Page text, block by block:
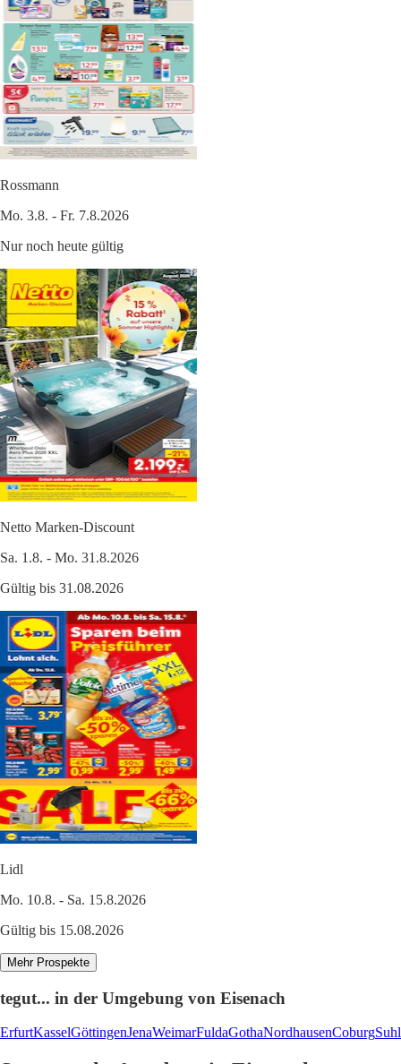
Rossmann
Mo. 3.8. - Fr. 7.8.2026
Nur noch heute gültig
Netto Marken-Discount
Sa. 1.8. - Mo. 31.8.2026
Gültig bis 31.08.2026
Lidl
Mo. 10.8. - Sa. 15.8.2026
Gültig bis 15.08.2026
Mehr Prospekte
tegut... in der Umgebung von Eisenach
ErfurtKasselGöttingenJenaWeimarFuldaGothaNordhausenCoburgSuhl